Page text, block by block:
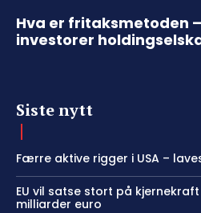
Hva er fritaksmetoden
investorer
Siste nytt
Færre aktive rigger i USA –
EU vil satse stort på
milliarder euro